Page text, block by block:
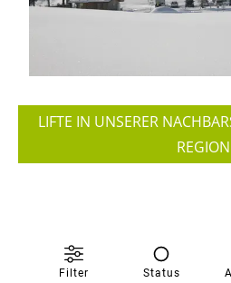
LIFTE IN UNSERER
REGION
Filter Status